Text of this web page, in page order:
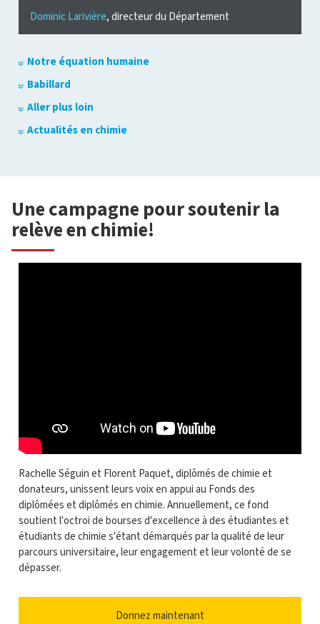
Dominic Larivière, directeur du Département
Notre équation humaine
Babillard
Aller plus loin
Actualités en chimie
Une campagne pour soutenir la
relève en chimie!
Rachelle Séguin et Florent Paquet, diplômés de chimie et
donateurs, unissent leurs voix en appui au Fonds des
diplômées et diplômés en chimie. Annuellement, ce fond
soutient l'octroi de bourses d'excellence à des étudiantes et
étudiants de chimie s'étant démarqués par la qualité de leur
parcours universitaire, leur engagement et leur volonté de se
dépasser.
Donnez maintenant